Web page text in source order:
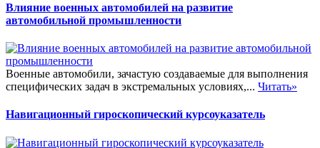
Влияние военных автомобилей на развитие
автомобильной промышленности
Военные автомобили, зачастую создаваемые для выполнения
специфических задач в экстремальных условиях,... Читать»
Навигационный гироскопический курсоуказатель